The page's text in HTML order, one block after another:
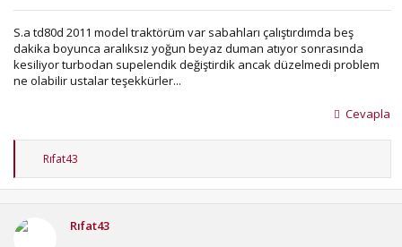
l
a
t
a
a
r
i
h
S.a td80d 2011 model traktörüm var sabahları çalıştırdımda beş
dakika boyunca aralıksız yoğun beyaz duman atıyor sonrasında
kesiliyor turbodan supelendik değiştirdik ancak düzelmedi problem
ne olabilir ustalar teşekkürler...
Cevapla
T
p
Rıfat43
Rıfat43